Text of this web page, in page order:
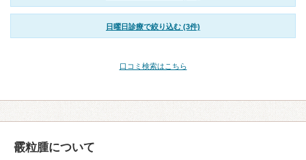
日曜日診療で絞り込む (3件)
口コミ検索はこちら
霰粒腫について